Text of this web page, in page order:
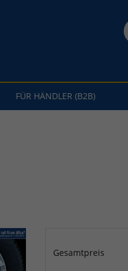
FÜR HÄNDLER (B2B)
Gesamtpreis